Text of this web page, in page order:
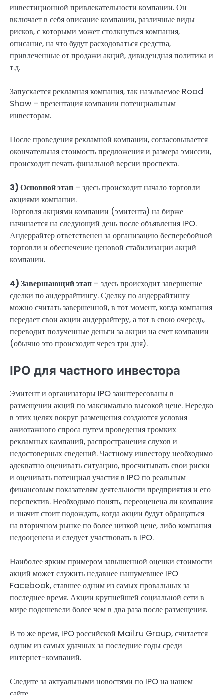
инвестиционной привлекательности компании. Он
включает в себя описание компании, различные виды
рисков, с которыми может столкнуться компания,
описание, на что будут расходоваться средства,
привлеченные от продажи акций, дивидендная политика и
т.д.
Запускается рекламная компания, так называемое Road
Show – презентация компании потенциальным
инвесторам.
После проведения рекламной компании, согласовывается
окончательная стоимость предложения и размера эмиссии,
происходит печать финальной версии проспекта.
3) Основной этап – здесь происходит начало торговли
акциями компании.
Торговля акциями компании (эмитента) на бирже
начинается на следующий день после объявления IPO.
Андеррайтер ответственен за организацию бесперебойной
торговли и обеспечение ценовой стабилизации акций
компании.
4) Завершающий этап – здесь происходит завершение
сделки по андеррайтингу. Сделку по андеррайтингу
можно считать завершенной, в тот момент, когда компания
передает свои акции андеррайтеру, а тот в свою очередь,
переводит полученные деньги за акции на счет компании
(обычно это происходит через три дня).
IPO для частного инвестора
Эмитент и организаторы IPO заинтересованы в
размещении акций по максимально высокой цене. Нередко
в этих целях вокруг размещения создаются условия
ажиотажного спроса путем проведения громких
рекламных кампаний, распространения слухов и
недостоверных сведений. Частному инвестору необходимо
адекватно оценивать ситуацию, просчитывать свои риски
и оценивать потенциал участия в IPO по реальным
финансовым показателям деятельности предприятия и его
перспектив. Необходимо понять, переоценена ли компания
и значит стоит подождать, когда акции будут обращаться
на вторичном рынке по более низкой цене, либо компания
недооценена и следует участвовать в IPO.
Наиболее ярким примером завышенной оценки стоимости
акций может служить недавнее нашумевшее IPO
Facebook, ставшее одним из самых провальных за
последнее время. Акции крупнейшей социальной сети в
мире подешевели более чем в два раза после размещения.
В то же время, IPO российской Mail.ru Group, считается
одним из самых удачных за последние годы среди
интернет-компаний.
Следите за актуальными новостями по IPO на нашем